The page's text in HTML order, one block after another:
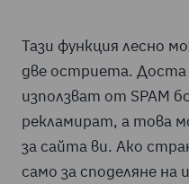
Тази функция лесно
две остриета.
използват от SPAM
рекламират, а това
за сайта ви. Ако
само за споделяне